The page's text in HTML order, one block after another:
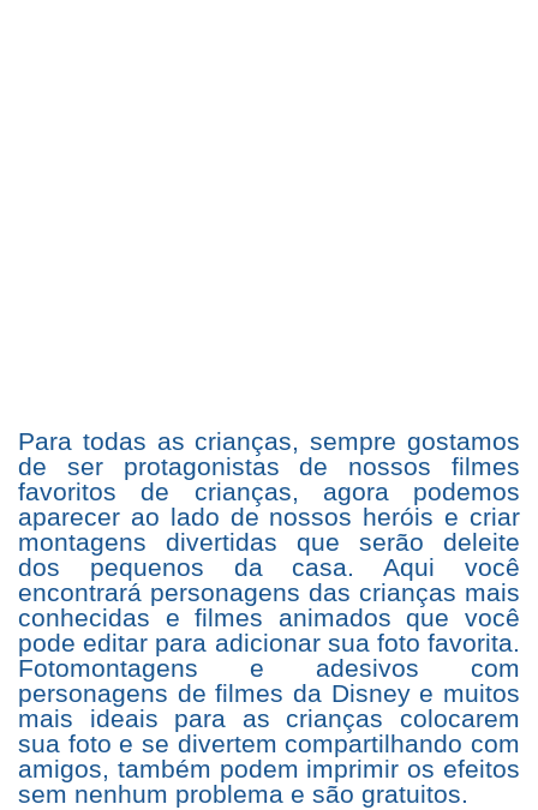
Para todas as crianças, sempre gostamos
de ser protagonistas de nossos filmes
favoritos de crianças, agora podemos
aparecer ao lado de nossos heróis e criar
montagens divertidas que serão deleite
dos pequenos da casa. Aqui você
encontrará personagens das crianças mais
conhecidas e filmes animados que você
pode editar para adicionar sua foto favorita.
Fotomontagens e adesivos com
personagens de filmes da Disney e muitos
mais ideais para as crianças colocarem
sua foto e se divertem compartilhando com
amigos, também podem imprimir os efeitos
sem nenhum problema e são gratuitos.